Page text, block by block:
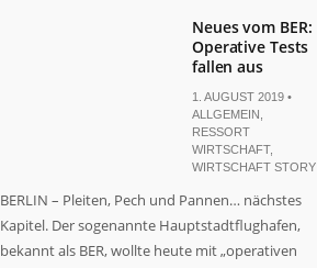
Neues vom BER:
Operative Tests
fallen aus
1. AUGUST 2019 •
ALLGEMEIN
RESSORT
WIRTSCHAFT,
WIRTSCHAFT STORY
BERLIN – Pleiten, Pech und Pannen… nächstes
Kapitel. Der sogenannte Hauptstadtflughafen,
bekannt als BER, wollte heute mit „operativen